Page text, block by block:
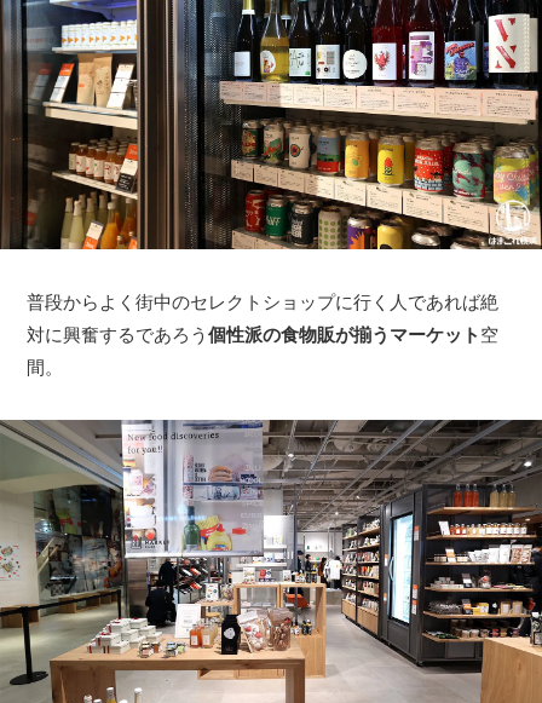
普段からよく街中のセレクトショップに行く人であれば絶
対に興奮するであろう個性派の食物販が揃うマーケット 空
間。